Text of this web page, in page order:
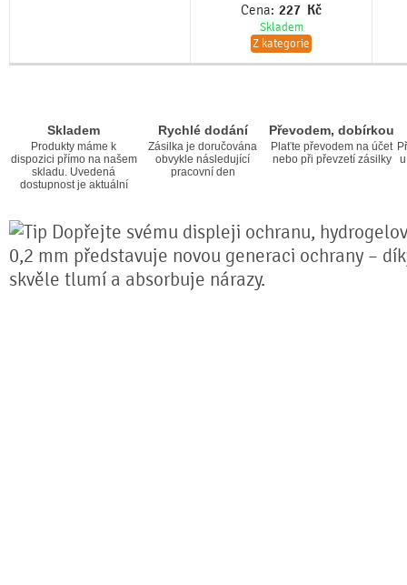
Cena: 227 Kč
Skladem
Z kategorie
Skladem
Produkty máme k
dispozici přímo na našem
skladu. Uvedená
dostupnost je aktuální
Rychlé dodání
Zásilka je doručována
obvykle následující
pracovní den
Převodem, dobírkou
Plaťte převodem na účet
nebo při převzetí zásilky
Dopřejte svému displeji ochranu,
0,2 mm představuje novou generaci ochrany –
skvěle tlumí a absorbuje nárazy.